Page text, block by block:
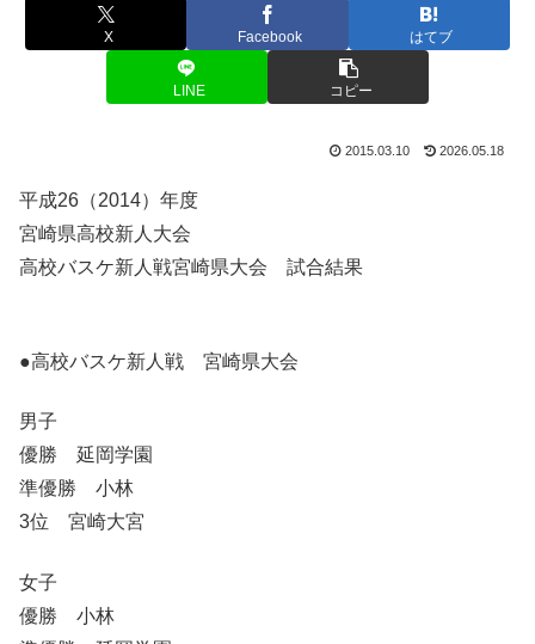
X Facebook はてブ
LINE コピー
2015.03.10 2026.05.18
平成26（2014）年度
宮崎県高校新人大会
高校バスケ新人戦宮崎県大会 試合結果
●高校バスケ新人戦 宮崎県大会
男子
優勝 延岡学園
準優勝 小林
3位 宮崎大宮
女子
優勝 小林